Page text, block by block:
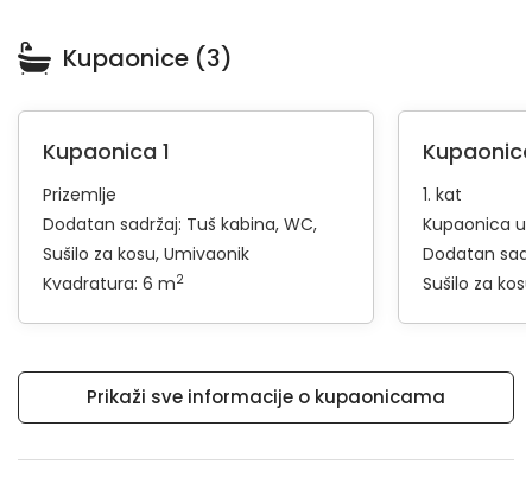
Kupaonice (3)
Kupaonica 1
Prizemlje
Dodatan sadržaj: Tuš kabina WC
Sušilo za kosu Umivaonik
Kvadratura: 6 m2
1. kat
Kupaonica u
Dodatan
Sušilo za
Prikaži sve informacije o kupaonicama